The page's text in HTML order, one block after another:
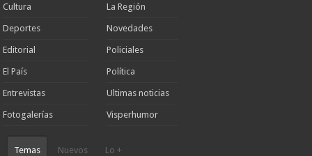
Cultura
Deportes
Editorial
El País
Entrevistas
Fotogalerías
La Región
Novedades
Policiales
Política
Ultimas noticias
Visperhumor
Temas Nuevos Lo +